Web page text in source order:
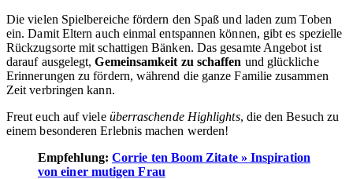
Die vielen Spielbereiche fördern den Spaß und laden zum Toben
ein. Damit Eltern auch einmal entspannen können, gibt es spezielle
Rückzugsorte mit schattigen Bänken. Das gesamte Angebot ist
darauf ausgelegt,Gemeinsamkeit zu schaffen und glückliche
Erinnerungen zu fördern, während die ganze Familie zusammen
Zeit verbringen kann.
Freut euch auf viele überraschende Highlights, die den Besuch zu
einem besonderen Erlebnis machen werden!
Empfehlung: Corrie ten Boom Zitate » Inspiration
von einer mutigen Frau